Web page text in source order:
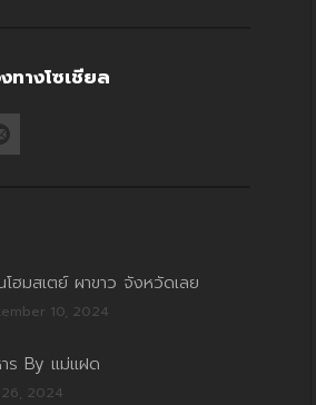
ทางโซเชียล
โฮมสเตย์ ผาขาว จังหวัดเลย
10, 2024
าร By แม่แฝด
26, 2024